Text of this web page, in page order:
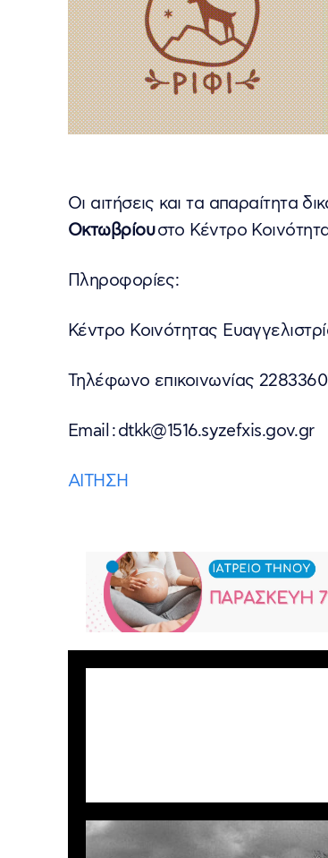
Οι αιτήσεις και τα απαραίτητα
Οκτωβρίουστο Κέντρο
Πληροφορίες:
Κέντρο Κοινότητας
Τηλέφωνο επικοινωνίας
Email : dtkk@1516.syzefxis.gov.gr
ΑΙΤΗΣΗ